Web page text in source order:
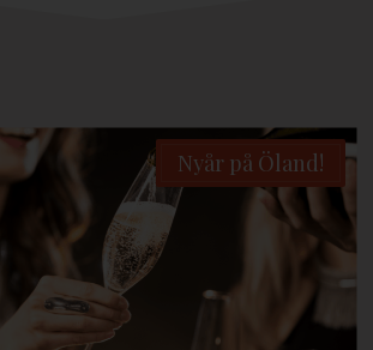
Nyår på Öland!